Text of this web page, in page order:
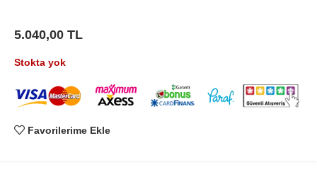
5.040,00 TL
Stokta yok
Favorilerime Ekle